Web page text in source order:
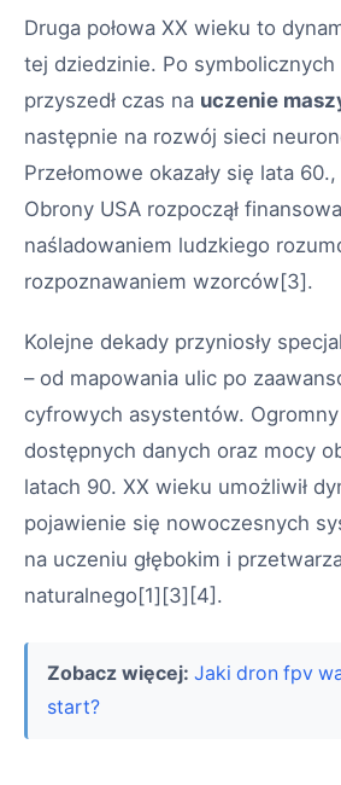
Druga połowa XX wieku to
tej dziedzinie. Po symbolicznych
przyszedł czas na uczenie
następnie na rozwój sieci
Przełomowe okazały się lata
Obrony USA rozpoczął
naśladowaniem ludzkiego
rozpoznawaniem wzorców[3].
Kolejne dekady przyniosły
– od mapowania ulic po
cyfrowych asystentów.
dostępnych danych oraz mocy
latach 90. XX wieku umożliwił
pojawienie się nowoczesnych
na uczeniu głębokim i
naturalnego[1][3][4].
Zobacz więcej: Jaki dron fpv
start?